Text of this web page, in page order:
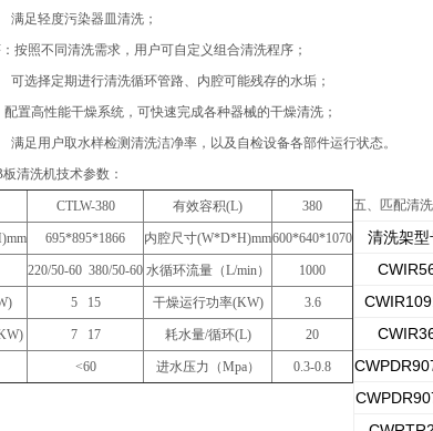
满足轻度污染器皿清洗；
按照不同清洗需求，用户可自定义组合清洗程序；
可选择定期进行清洗循环管路、内腔可能残存的水垢；
高性能干燥系统，可快速完成各种器械的干燥清洗；
满足用户取水样检测清洗洁净率，以及自检设备各部件运行状态。
板清洗机技术参数：
CTLW-380 有效容积(L) 380
695*895*1866 内腔尺寸(W*D*H)mm600*640*1070
220/50-60 380/50-60 水循环流量（L/min） 1000
5 15 干燥运行功率(KW) 3.6
7 17 耗水量/循环(L) 20
<60 进水压力（Mpa） 0.3-0.8
五、 匹配清洗
清洗架型